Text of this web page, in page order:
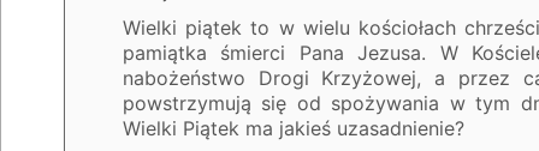
Wielki piątek to w wielu kościołach
pamiątka śmierci Pana Jezusa. W
nabożeństwo Drogi Krzyżowej, a przez
powstrzymują się od spożywania w tym
Wielki Piątek ma jakieś uzasadnienie?